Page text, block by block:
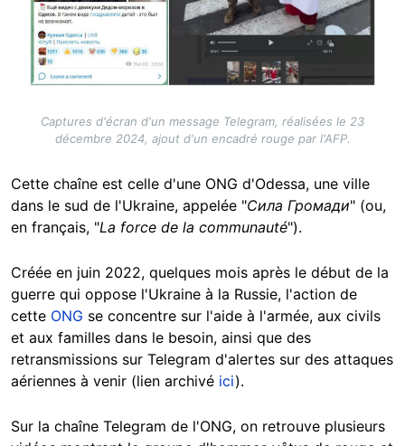
Captures d'écran d'un message Telegram, réalisées le 23
décembre 2024, ajout d'un encadré rouge par l'AFP.
Cette chaîne est celle d'une ONG d'Odessa, une ville
dans le sud de l'Ukraine, appelée "Сила Громади" (ou,
en français, "La force de la communauté").
Créée en juin 2022, quelques mois après le début de la
guerre qui oppose l'Ukraine à la Russie, l'action de
cette ONG se concentre sur l'aide à l'armée, aux civils
et aux familles dans le besoin, ainsi que des
retransmissions sur Telegram d'alertes sur des attaques
aériennes à venir (lien archivé ici).
Sur la chaîne Telegram de l'ONG, on retrouve plusieurs